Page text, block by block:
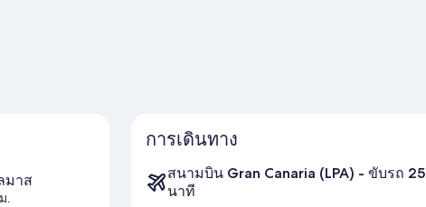
มาส
.
การเดินทาง
สนามบิน Gran Canaria (LPA) - ขับรถ 25
นาที